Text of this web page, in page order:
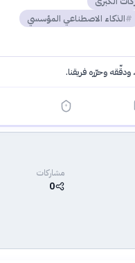
الذكاء الاصطناعي المؤسسي
وحرّره فريقنا.
مشاركات
0